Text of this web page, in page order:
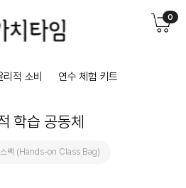
0
리적 소비 연수 체험 키트
학습 공동체
스백 (Hands-on Class Bag)